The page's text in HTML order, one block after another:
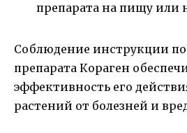
препарата на пищу или
Соблюдение инструкции
препарата Кораген
эффективность его
растений от болезней и